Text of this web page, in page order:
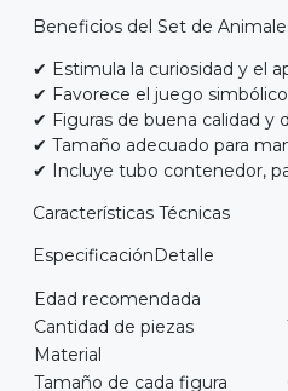
Beneficios del Set de
✔ Estimula la curiosidad y el
✔ Favorece el juego
✔ Figuras de buena calidad y
✔ Tamaño adecuado para
✔ Incluye tubo contenedor,
Características Técnicas
EspecificaciónDetalle
Edad recomendada
Cantidad de piezas
Material
Tamaño de cada figura